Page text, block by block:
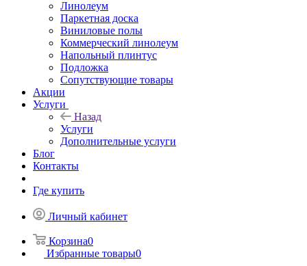
Линолеум
Паркетная доска
Виниловые полы
Коммерческий линолеум
Напольный плинтус
Подложка
Сопутствующие товары
Акции
Услуги
Назад
Услуги
Дополнительные услуги
Блог
Контакты
Где купить
Личный кабинет
Корзина0
Избранные товары0